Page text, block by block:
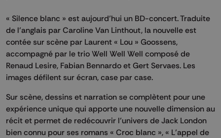
« Silence blanc » est aujourd’hui un BD-concert. Traduite
de l’anglais par Caroline Van Linthout, la nouvelle est
contée sur scène par Laurent « Lou » Goossens,
accompagné par le trio Well Well Well composé de
Renaud Lesire, Fabian Bennardo et Gert Servaes. Les
images défilent sur écran, case par case.
Sur scène, dessins et narration se complètent pour une
expérience unique qui apporte une nouvelle dimension au
récit et permet de redécouvrir l’univers de Jack London
bien connu pour ses romans « Croc blanc », « L’appel de